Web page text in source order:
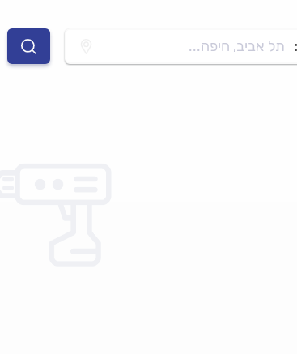
תל אביב, חיפה...